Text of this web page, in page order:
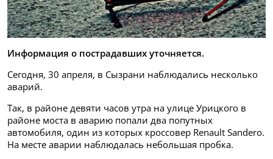
Информация о пострадавших уточняется.
Сегодня, 30 апреля, в Сызрани наблюдались несколько
аварий.
Так, в районе девяти часов утра на улице Урицкого в
районе моста в аварию попали два попутных
автомобиля, один из которых кроссовер Renault Sandero.
На месте аварии наблюдалась небольшая пробка.